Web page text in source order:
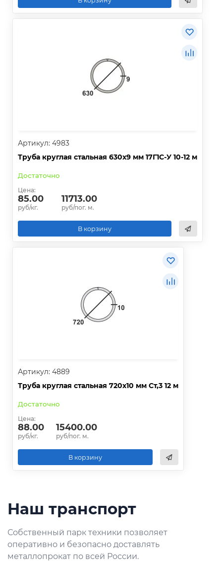
Артикул: 4983
Труба круглая стальная 630х9 мм 17Г1С-У 10-12 м
Достаточно
Цена:
85.00
руб/кг.
11713.00
руб/пог. м.
В корзину
Артикул: 4889
Труба круглая стальная 720х10 мм Ст,3 12 м
Достаточно
Цена:
88.00
руб/кг.
15400.00
руб/пог. м.
В корзину
Наш транспорт
Собственный парк техники позволяет
оперативно и безопасно доставлять
металлопрокат по всей России.